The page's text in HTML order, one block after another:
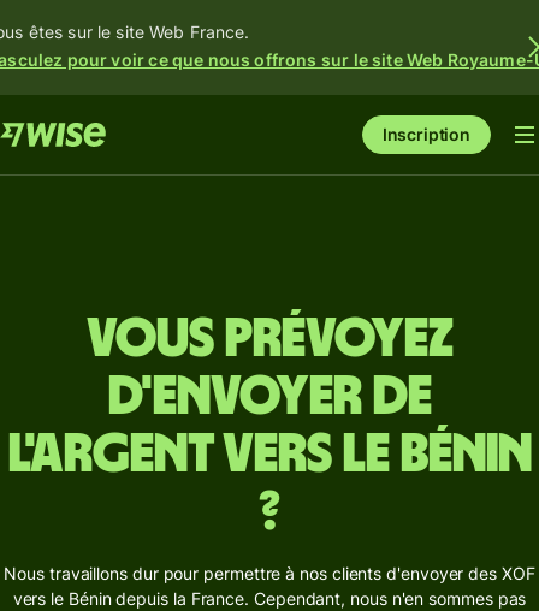
êtes sur le site Web France.
pour voir ce que nous offrons sur le site Web Royaume-
Inscription
Vous prévoyez
d'envoyer de
l'argent vers le Bénin
?
Nous travaillons dur pour permettre à nos clients d'envoyer des XOF
vers le Bénin depuis la France. Cependant, nous n'en sommes pas